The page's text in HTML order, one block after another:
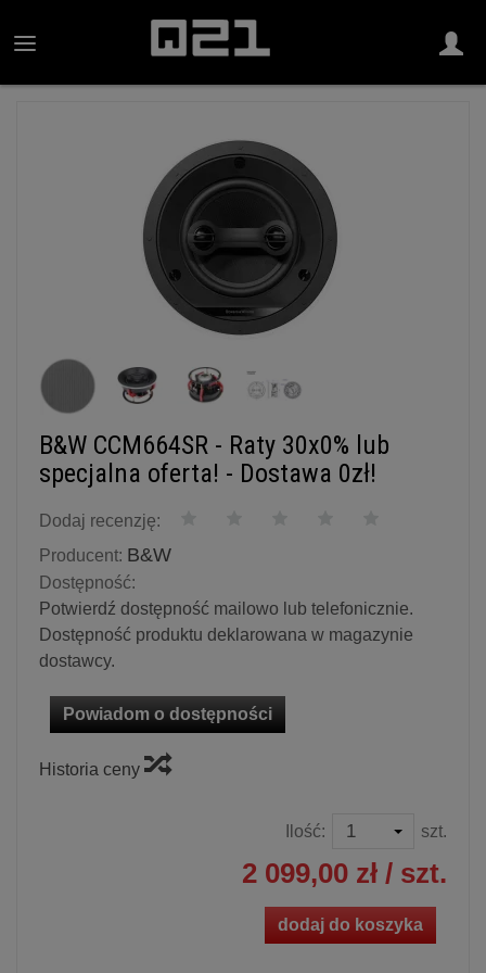
B&W CCM664SR - Raty 30x0% lub
specjalna oferta! - Dostawa 0zł!
Dodaj recenzję:
Producent: B&W
Dostępność:
Potwierdź dostępność mailowo lub telefonicznie.
Dostępność produktu deklarowana w magazynie
dostawcy.
Powiadom o dostępności
Historia ceny
Ilość: szt.
2 099,00 zł / szt.
dodaj do koszyka